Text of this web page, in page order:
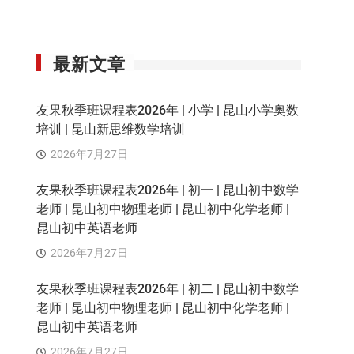
最新文章
友果秋季班课程表2026年 | 小学 | 昆山小学奥数
培训 | 昆山新思维数学培训
2026年7月27日
友果秋季班课程表2026年 | 初一 | 昆山初中数学
老师 | 昆山初中物理老师 | 昆山初中化学老师 |
昆山初中英语老师
2026年7月27日
友果秋季班课程表2026年 | 初二 | 昆山初中数学
老师 | 昆山初中物理老师 | 昆山初中化学老师 |
昆山初中英语老师